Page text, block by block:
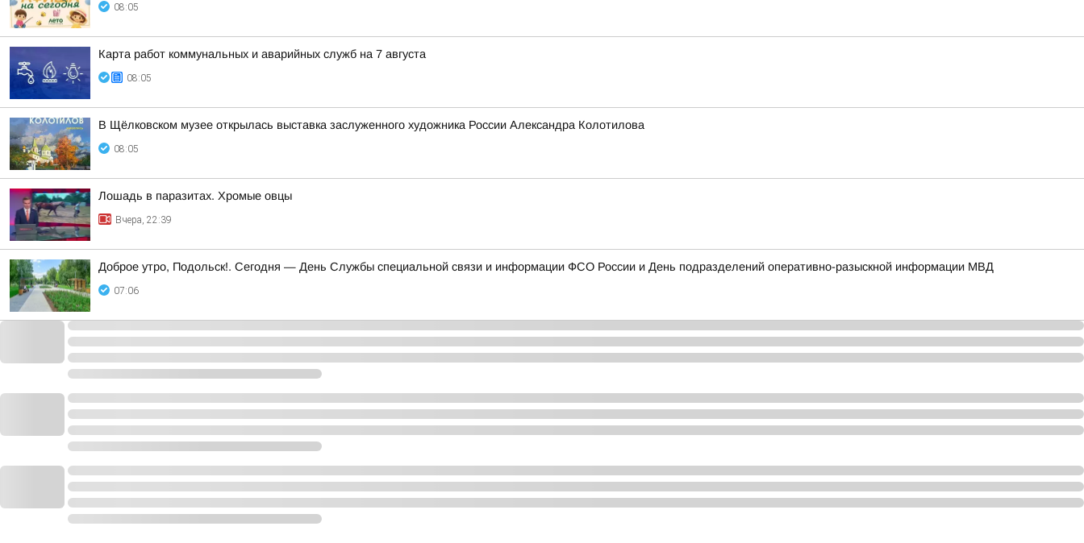
08:05
Карта работ коммунальных и аварийных служб на 7 августа
08:05
В Щёлковском музее открылась выставка заслуженного художника России Александра Колотилова
08:05
Лошадь в паразитах. Хромые овцы
Вчера, 22:39
Доброе утро, Подольск!. Сегодня — День Службы специальной связи и информации ФСО России и День подразделений оперативно-разыскной информации МВД
07:06